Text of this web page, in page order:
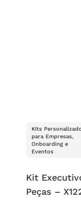
Kits
para Empresas,
Onboarding e
Eventos
Kit
Peças –